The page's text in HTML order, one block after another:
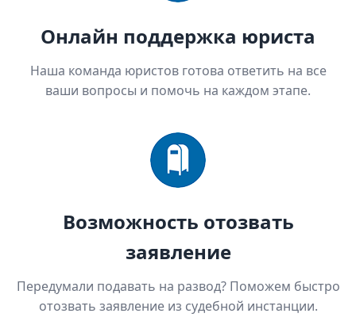
Онлайн поддержка юриста
Наша команда юристов готова ответить на все
ваши вопросы и помочь на каждом этапе.
Возможность отозвать
заявление
Передумали подавать на развод? Поможем быстро
отозвать заявление из судебной инстанции.